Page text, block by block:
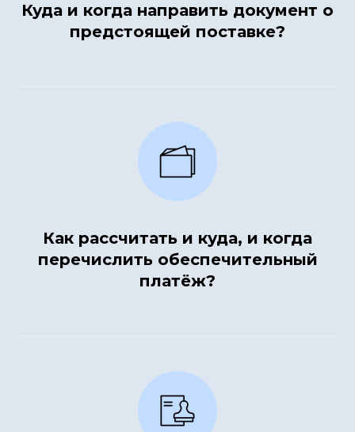
Куда и когда направить документ о
предстоящей поставке?
Как рассчитать и куда, и когда
перечислить обеспечительный
платёж?